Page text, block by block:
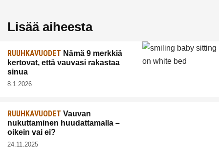
Lisää aiheesta
RUUHKAVUODET Nämä 9 merkkiä
kertovat, että vauvasi rakastaa
sinua
8.1.2026
RUUHKAVUODET Vauvan
nukuttaminen huudattamalla –
oikein vai ei?
24.11.2025